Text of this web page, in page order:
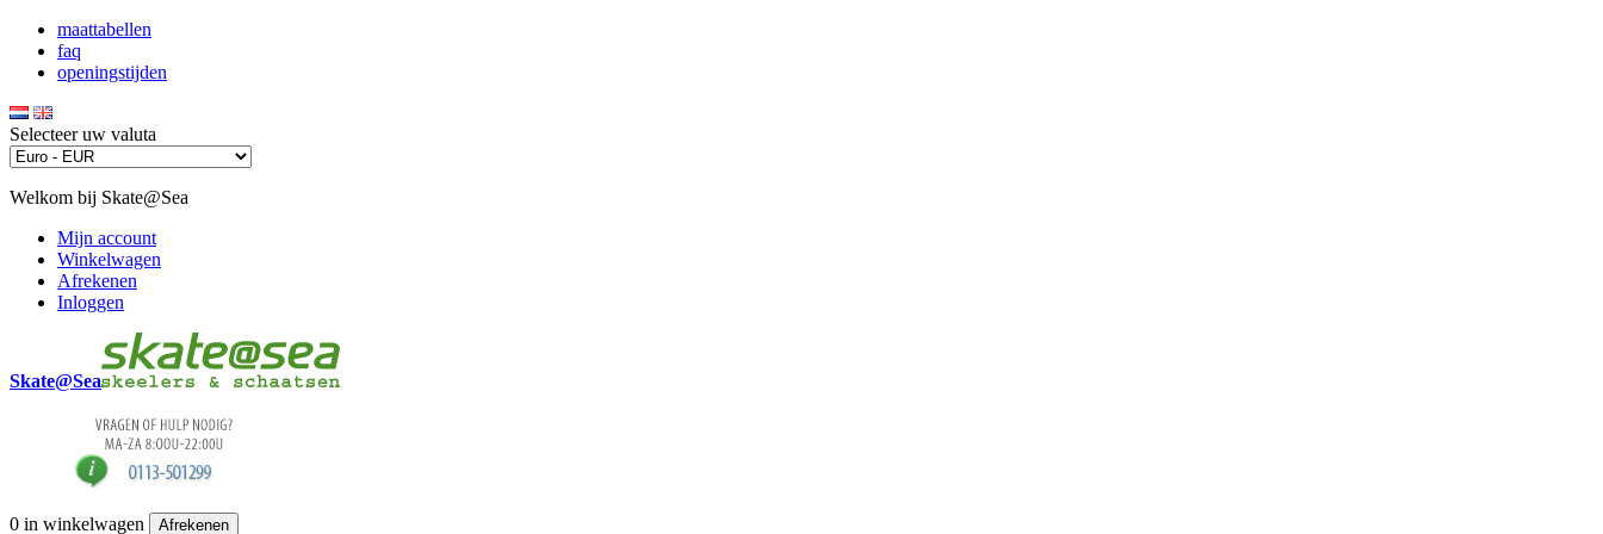
maattabellen
faq
openingstijden
Selecteer uw valuta
Welkom bij Skate@Sea
Mijn account
Winkelwagen
Afrekenen
Inloggen
Skate@Sea
0 in winkelwagen Afrekenen